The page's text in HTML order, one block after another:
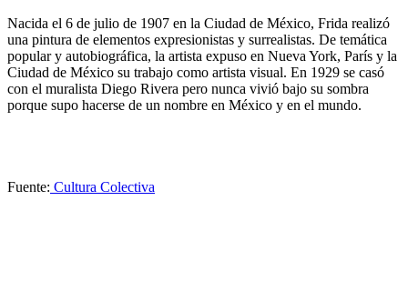
Nacida el 6 de julio de 1907 en la Ciudad de México, Frida realizó
una pintura de elementos expresionistas y surrealistas. De temática
popular y autobiográfica, la artista expuso en Nueva York, París y la
Ciudad de México su trabajo como artista visual. En 1929 se casó
con el muralista Diego Rivera pero nunca vivió bajo su sombra
porque supo hacerse de un nombre en México y en el mundo.
Fuente: Cultura Colectiva